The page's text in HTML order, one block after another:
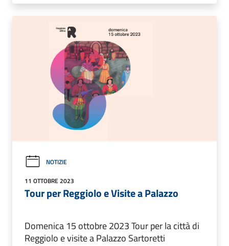
NOTIZIE
11 OTTOBRE 2023
Tour per Reggiolo e Visite a Palazzo
Domenica 15 ottobre 2023 Tour per la città di
Reggiolo e visite a Palazzo Sartoretti